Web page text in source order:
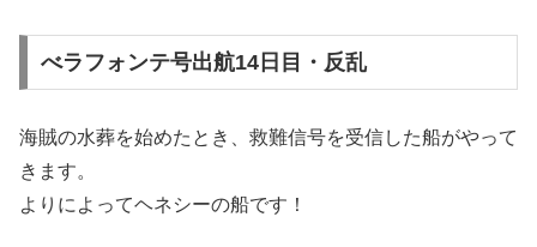
べラフォンテ号出航14日目・反乱
海賊の水葬を始めたとき、救難信号を受信した船がやって
きます。
よりによってヘネシーの船です！